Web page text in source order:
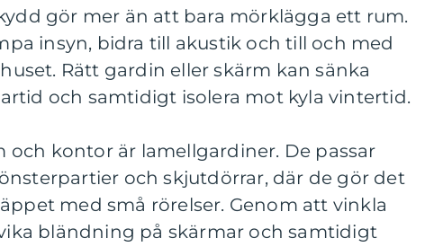
gör mer än att bara mörklägga ett rum.
insyn, bidra till akustik och till och med
Rätt gardin eller skärm kan sänka
och samtidigt isolera mot kyla vintertid.
och kontor är lamellgardiner. De passar
och skjutdörrar, där de gör det
med små rörelser. Genom att vinkla
bländning på skärmar och samtidigt